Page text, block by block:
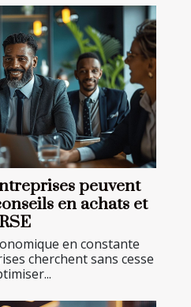
peuvent
en achats et
RSE
en constante
cherchent sans cesse